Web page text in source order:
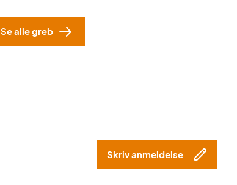
Se alle greb
Skriv anmeldelse